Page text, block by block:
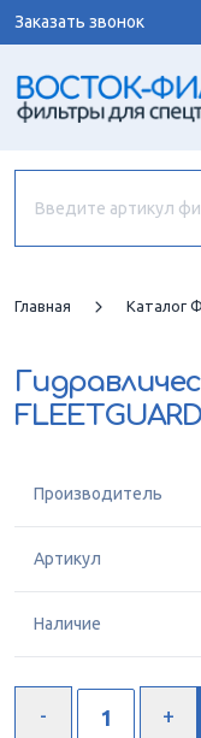
Заказать звонок
Главная Каталог
FLEETGUARD
Производитель
Артикул
Наличие